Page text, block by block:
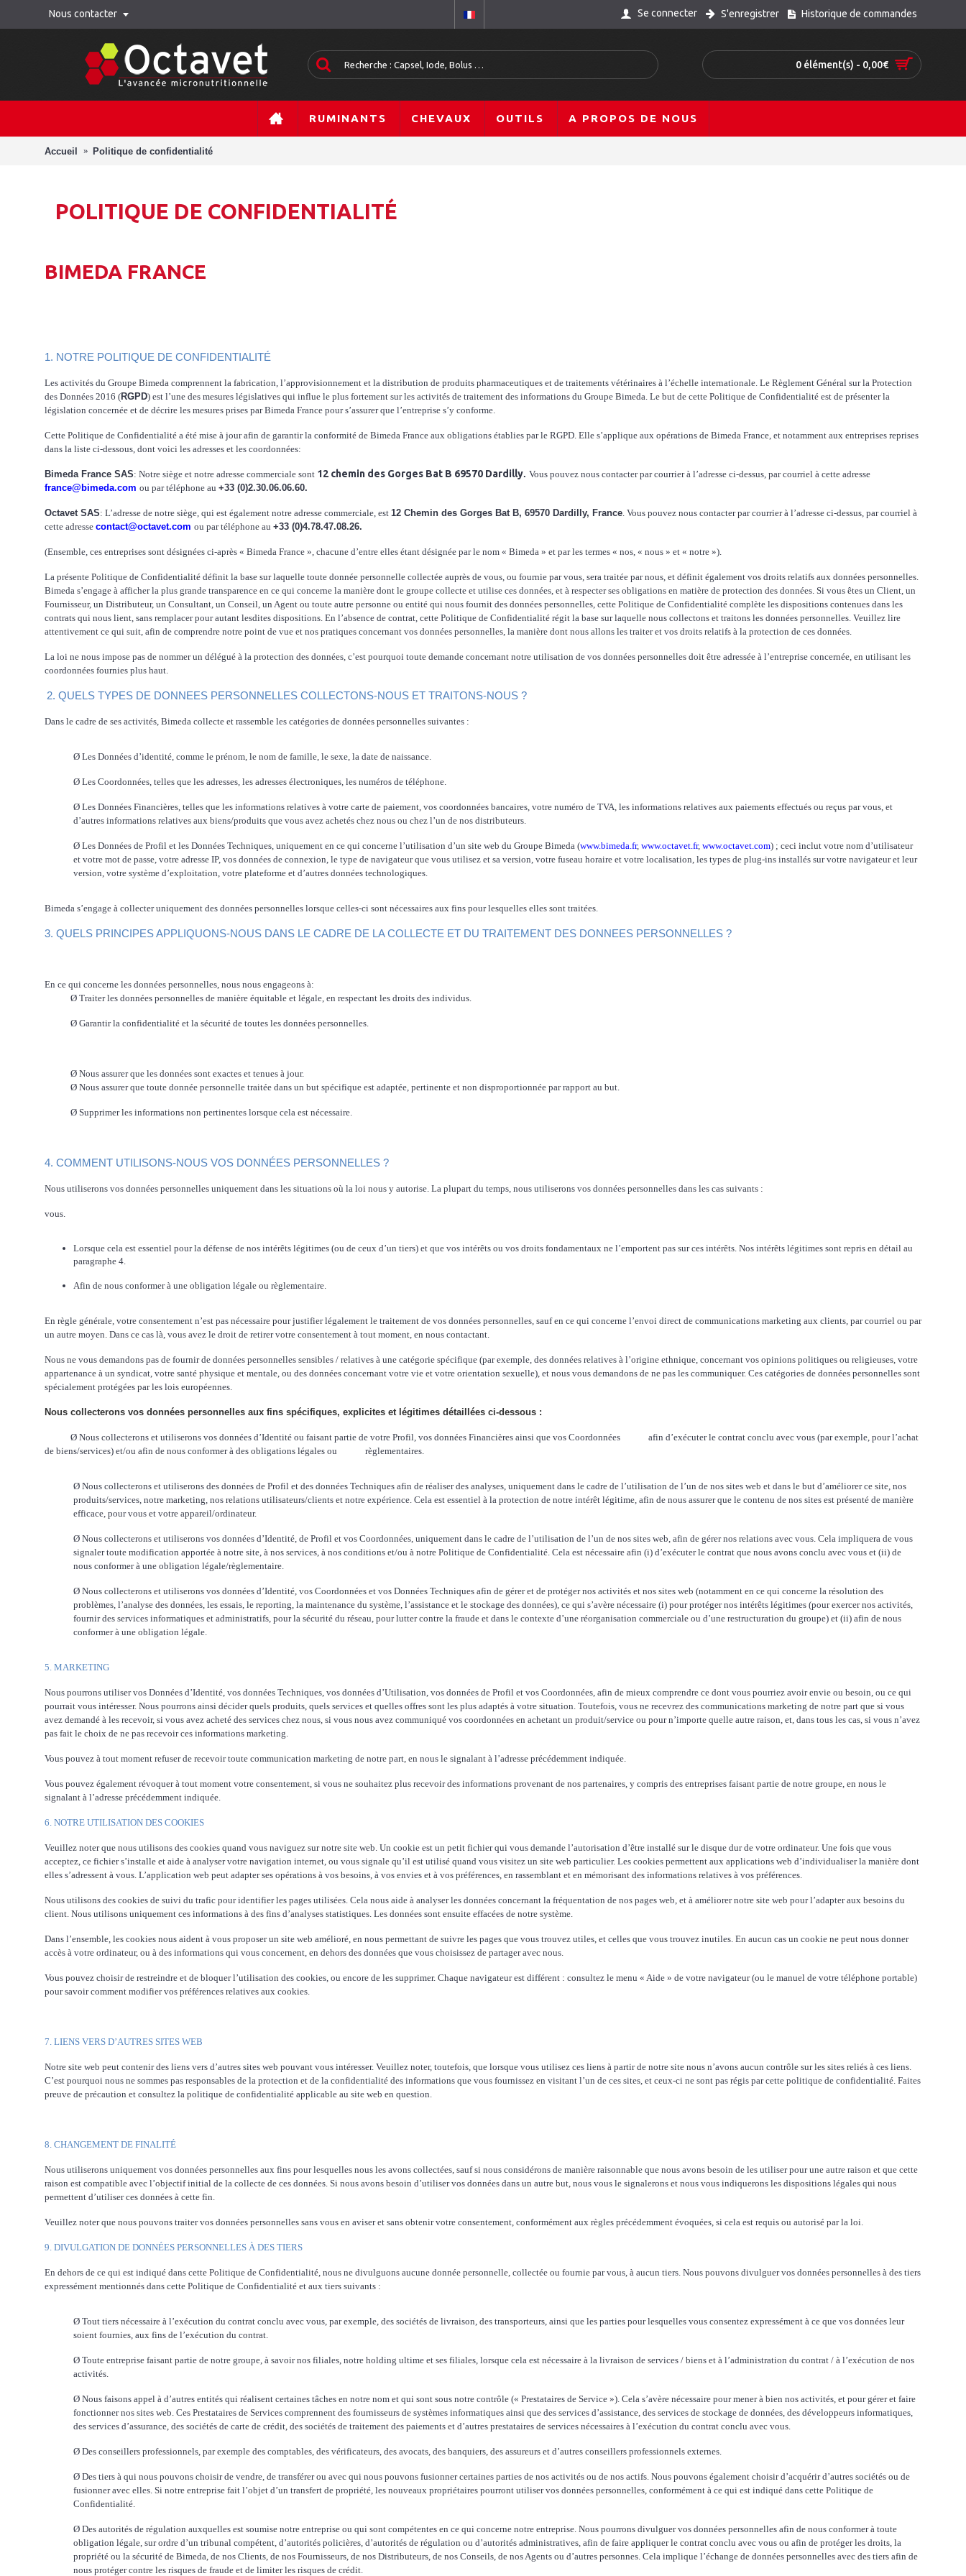
Nous contacter Se connecter S'enregistrer Historique de commandes
0 élément(s) - 0,00€
RUMINANTS CHEVAUX OUTILS A PROPOS DE NOUS
Accueil Politique de confidentialité
POLITIQUE DE CONFIDENTIALITÉ
BIMEDA FRANCE
1. NOTRE POLITIQUE DE CONFIDENTIALITÉ
Les activités du Groupe Bimeda comprennent la fabrication, l’approvisionnement et la distribution de produits pharmaceutiques et de traitements vétérinaires à l’échelle internationale. Le Règlement Général sur la Protection
des Données 2016 (RGPD) est l’une des mesures législatives qui influe le plus fortement sur les activités de traitement des informations du Groupe Bimeda. Le but de cette Politique de Confidentialité est de présenter la
législation concernée et de décrire les mesures prises par Bimeda France pour s’assurer que l’entreprise s’y conforme.
Cette Politique de Confidentialité a été mise à jour afin de garantir la conformité de Bimeda France aux obligations établies par le RGPD. Elle s’applique aux opérations de Bimeda France, et notamment aux entreprises reprises
dans la liste ci-dessous, dont voici les adresses et les coordonnées:
Bimeda France SAS: Notre siège et notre adresse commerciale sont 12 chemin des Gorges Bat B 69570 Dardilly. Vous pouvez nous contacter par courrier à l’adresse ci-dessus, par courriel à cette adresse
france@bimeda.com ou par téléphone au +33 (0)2.30.06.06.60.
Octavet SAS: L’adresse de notre siège, qui est également notre adresse commerciale, est 12 Chemin des Gorges Bat B, 69570 Dardilly, France. Vous pouvez nous contacter par courrier à l’adresse ci-dessus, par courriel à
cette adresse contact@octavet.com ou par téléphone au +33 (0)4.78.47.08.26.
(Ensemble, ces entreprises sont désignées ci-après « Bimeda France », chacune d’entre elles étant désignée par le nom « Bimeda » et par les termes « nos, « nous » et « notre »).
La présente Politique de Confidentialité définit la base sur laquelle toute donnée personnelle collectée auprès de vous, ou fournie par vous, sera traitée par nous, et définit également vos droits relatifs aux données personnelles.
Bimeda s’engage à afficher la plus grande transparence en ce qui concerne la manière dont le groupe collecte et utilise ces données, et à respecter ses obligations en matière de protection des données. Si vous êtes un Client, un
Fournisseur, un Distributeur, un Consultant, un Conseil, un Agent ou toute autre personne ou entité qui nous fournit des données personnelles, cette Politique de Confidentialité complète les dispositions contenues dans les
contrats qui nous lient, sans remplacer pour autant lesdites dispositions. En l’absence de contrat, cette Politique de Confidentialité régit la base sur laquelle nous collectons et traitons les données personnelles. Veuillez lire
attentivement ce qui suit, afin de comprendre notre point de vue et nos pratiques concernant vos données personnelles, la manière dont nous allons les traiter et vos droits relatifs à la protection de ces données.
La loi ne nous impose pas de nommer un délégué à la protection des données, c’est pourquoi toute demande concernant notre utilisation de vos données personnelles doit être adressée à l’entreprise concernée, en utilisant les
coordonnées fournies plus haut.
2. QUELS TYPES DE DONNEES PERSONNELLES COLLECTONS-NOUS ET TRAITONS-NOUS ?
Dans le cadre de ses activités, Bimeda collecte et rassemble les catégories de données personnelles suivantes :
Ø Les Données d’identité, comme le prénom, le nom de famille, le sexe, la date de naissance.
Ø Les Coordonnées, telles que les adresses, les adresses électroniques, les numéros de téléphone.
Ø Les Données Financières, telles que les informations relatives à votre carte de paiement, vos coordonnées bancaires, votre numéro de TVA, les informations relatives aux paiements effectués ou reçus par vous, et
d’autres informations relatives aux biens/produits que vous avez achetés chez nous ou chez l’un de nos distributeurs.
Ø Les Données de Profil et les Données Techniques, uniquement en ce qui concerne l’utilisation d’un site web du Groupe Bimeda (www.bimeda.fr, www.octavet.fr, www.octavet.com) ; ceci inclut votre nom d’utilisateur
et votre mot de passe, votre adresse IP, vos données de connexion, le type de navigateur que vous utilisez et sa version, votre fuseau horaire et votre localisation, les types de plug-ins installés sur votre navigateur et leur
version, votre système d’exploitation, votre plateforme et d’autres données technologiques.
Bimeda s’engage à collecter uniquement des données personnelles lorsque celles-ci sont nécessaires aux fins pour lesquelles elles sont traitées.
3. QUELS PRINCIPES APPLIQUONS-NOUS DANS LE CADRE DE LA COLLECTE ET DU TRAITEMENT DES DONNEES PERSONNELLES ?
En ce qui concerne les données personnelles, nous nous engageons à:
Ø Traiter les données personnelles de manière équitable et légale, en respectant les droits des individus.
Ø Garantir la confidentialité et la sécurité de toutes les données personnelles.
Ø Nous assurer que les données sont exactes et tenues à jour.
Ø Nous assurer que toute donnée personnelle traitée dans un but spécifique est adaptée, pertinente et non disproportionnée par rapport au but.
Ø Supprimer les informations non pertinentes lorsque cela est nécessaire.
4. COMMENT UTILISONS-NOUS VOS DONNÉES PERSONNELLES ?
Nous utiliserons vos données personnelles uniquement dans les situations où la loi nous y autorise. La plupart du temps, nous utiliserons vos données personnelles dans les cas suivants :
vous.
Lorsque cela est essentiel pour la défense de nos intérêts légitimes (ou de ceux d’un tiers) et que vos intérêts ou vos droits fondamentaux ne l’emportent pas sur ces intérêts. Nos intérêts légitimes sont repris en détail au
paragraphe 4.
Afin de nous conformer à une obligation légale ou règlementaire.
En règle générale, votre consentement n’est pas nécessaire pour justifier légalement le traitement de vos données personnelles, sauf en ce qui concerne l’envoi direct de communications marketing aux clients, par courriel ou par
un autre moyen. Dans ce cas là, vous avez le droit de retirer votre consentement à tout moment, en nous contactant.
Nous ne vous demandons pas de fournir de données personnelles sensibles / relatives à une catégorie spécifique (par exemple, des données relatives à l’origine ethnique, concernant vos opinions politiques ou religieuses, votre
appartenance à un syndicat, votre santé physique et mentale, ou des données concernant votre vie et votre orientation sexuelle), et nous vous demandons de ne pas les communiquer. Ces catégories de données personnelles sont
spécialement protégées par les lois européennes.
Nous collecterons vos données personnelles aux fins spécifiques, explicites et légitimes détaillées ci-dessous :
Ø Nous collecterons et utiliserons vos données d’Identité ou faisant partie de votre Profil, vos données Financières ainsi que vos Coordonnées
afin d’exécuter le contrat conclu avec vous (par exemple, pour l’achat
de biens/services) et/ou afin de nous conformer à des obligations légales ou règlementaires.
Ø Nous collecterons et utiliserons des données de Profil et des données Techniques afin de réaliser des analyses, uniquement dans le cadre de l’utilisation de l’un de nos sites web et dans le but d’améliorer ce site, nos
produits/services, notre marketing, nos relations utilisateurs/clients et notre expérience. Cela est essentiel à la protection de notre intérêt légitime, afin de nous assurer que le contenu de nos sites est présenté de manière
efficace, pour vous et votre appareil/ordinateur.
Ø Nous collecterons et utiliserons vos données d’Identité, de Profil et vos Coordonnées, uniquement dans le cadre de l’utilisation de l’un de nos sites web, afin de gérer nos relations avec vous. Cela impliquera de vous
signaler toute modification apportée à notre site, à nos services, à nos conditions et/ou à notre Politique de Confidentialité. Cela est nécessaire afin (i) d’exécuter le contrat que nous avons conclu avec vous et (ii) de
nous conformer à une obligation légale/règlementaire.
Ø Nous collecterons et utiliserons vos données d’Identité, vos Coordonnées et vos Données Techniques afin de gérer et de protéger nos activités et nos sites web (notamment en ce qui concerne la résolution des
problèmes, l’analyse des données, les essais, le reporting, la maintenance du système, l’assistance et le stockage des données), ce qui s’avère nécessaire (i) pour protéger nos intérêts légitimes (pour exercer nos activités,
fournir des services informatiques et administratifs, pour la sécurité du réseau, pour lutter contre la fraude et dans le contexte d’une réorganisation commerciale ou d’une restructuration du groupe) et (ii) afin de nous
conformer à une obligation légale.
5. MARKETING
Nous pourrons utiliser vos Données d’Identité, vos données Techniques, vos données d’Utilisation, vos données de Profil et vos Coordonnées, afin de mieux comprendre ce dont vous pourriez avoir envie ou besoin, ou ce qui
pourrait vous intéresser. Nous pourrons ainsi décider quels produits, quels services et quelles offres sont les plus adaptés à votre situation. Toutefois, vous ne recevrez des communications marketing de notre part que si vous
avez demandé à les recevoir, si vous avez acheté des services chez nous, si vous nous avez communiqué vos coordonnées en achetant un produit/service ou pour n’importe quelle autre raison, et, dans tous les cas, si vous n’avez
pas fait le choix de ne pas recevoir ces informations marketing.
Vous pouvez à tout moment refuser de recevoir toute communication marketing de notre part, en nous le signalant à l’adresse précédemment indiquée.
Vous pouvez également révoquer à tout moment votre consentement, si vous ne souhaitez plus recevoir des informations provenant de nos partenaires, y compris des entreprises faisant partie de notre groupe, en nous le
signalant à l’adresse précédemment indiquée.
6. NOTRE UTILISATION DES COOKIES
Veuillez noter que nous utilisons des cookies quand vous naviguez sur notre site web. Un cookie est un petit fichier qui vous demande l’autorisation d’être installé sur le disque dur de votre ordinateur. Une fois que vous
acceptez, ce fichier s’installe et aide à analyser votre navigation internet, ou vous signale qu’il est utilisé quand vous visitez un site web particulier. Les cookies permettent aux applications web d’individualiser la manière dont
elles s’adressent à vous. L’application web peut adapter ses opérations à vos besoins, à vos envies et à vos préférences, en rassemblant et en mémorisant des informations relatives à vos préférences.
Nous utilisons des cookies de suivi du trafic pour identifier les pages utilisées. Cela nous aide à analyser les données concernant la fréquentation de nos pages web, et à améliorer notre site web pour l’adapter aux besoins du
client. Nous utilisons uniquement ces informations à des fins d’analyses statistiques. Les données sont ensuite effacées de notre système.
Dans l’ensemble, les cookies nous aident à vous proposer un site web amélioré, en nous permettant de suivre les pages que vous trouvez utiles, et celles que vous trouvez inutiles. En aucun cas un cookie ne peut nous donner
accès à votre ordinateur, ou à des informations qui vous concernent, en dehors des données que vous choisissez de partager avec nous.
Vous pouvez choisir de restreindre et de bloquer l’utilisation des cookies, ou encore de les supprimer. Chaque navigateur est différent : consultez le menu « Aide » de votre navigateur (ou le manuel de votre téléphone portable)
pour savoir comment modifier vos préférences relatives aux cookies.
7. LIENS VERS D’AUTRES SITES WEB
Notre site web peut contenir des liens vers d’autres sites web pouvant vous intéresser. Veuillez noter, toutefois, que lorsque vous utilisez ces liens à partir de notre site nous n’avons aucun contrôle sur les sites reliés à ces liens.
C’est pourquoi nous ne sommes pas responsables de la protection et de la confidentialité des informations que vous fournissez en visitant l’un de ces sites, et ceux-ci ne sont pas régis par cette politique de confidentialité. Faites
preuve de précaution et consultez la politique de confidentialité applicable au site web en question.
8. CHANGEMENT DE FINALITÉ
Nous utiliserons uniquement vos données personnelles aux fins pour lesquelles nous les avons collectées, sauf si nous considérons de manière raisonnable que nous avons besoin de les utiliser pour une autre raison et que cette
raison est compatible avec l’objectif initial de la collecte de ces données. Si nous avons besoin d’utiliser vos données dans un autre but, nous vous le signalerons et nous vous indiquerons les dispositions légales qui nous
permettent d’utiliser ces données à cette fin.
Veuillez noter que nous pouvons traiter vos données personnelles sans vous en aviser et sans obtenir votre consentement, conformément aux règles précédemment évoquées, si cela est requis ou autorisé par la loi.
9. DIVULGATION DE DONNÉES PERSONNELLES À DES TIERS
En dehors de ce qui est indiqué dans cette Politique de Confidentialité, nous ne divulguons aucune donnée personnelle, collectée ou fournie par vous, à aucun tiers. Nous pouvons divulguer vos données personnelles à des tiers
expressément mentionnés dans cette Politique de Confidentialité et aux tiers suivants :
Ø Tout tiers nécessaire à l’exécution du contrat conclu avec vous, par exemple, des sociétés de livraison, des transporteurs, ainsi que les parties pour lesquelles vous consentez expressément à ce que vos données leur
soient fournies, aux fins de l’exécution du contrat.
Ø Toute entreprise faisant partie de notre groupe, à savoir nos filiales, notre holding ultime et ses filiales, lorsque cela est nécessaire à la livraison de services / biens et à l’administration du contrat / à l’exécution de nos
activités.
Ø Nous faisons appel à d’autres entités qui réalisent certaines tâches en notre nom et qui sont sous notre contrôle (« Prestataires de Service »). Cela s’avère nécessaire pour mener à bien nos activités, et pour gérer et faire
fonctionner nos sites web. Ces Prestataires de Services comprennent des fournisseurs de systèmes informatiques ainsi que des services d’assistance, des services de stockage de données, des développeurs informatiques,
des services d’assurance, des sociétés de carte de crédit, des sociétés de traitement des paiements et d’autres prestataires de services nécessaires à l’exécution du contrat conclu avec vous.
Ø Des conseillers professionnels, par exemple des comptables, des vérificateurs, des avocats, des banquiers, des assureurs et d’autres conseillers professionnels externes.
Ø Des tiers à qui nous pouvons choisir de vendre, de transférer ou avec qui nous pouvons fusionner certaines parties de nos activités ou de nos actifs. Nous pouvons également choisir d’acquérir d’autres sociétés ou de
fusionner avec elles. Si notre entreprise fait l’objet d’un transfert de propriété, les nouveaux propriétaires pourront utiliser vos données personnelles, conformément à ce qui est indiqué dans cette Politique de
Confidentialité.
Ø Des autorités de régulation auxquelles est soumise notre entreprise ou qui sont compétentes en ce qui concerne notre entreprise. Nous pourrons divulguer vos données personnelles afin de nous conformer à toute
obligation légale, sur ordre d’un tribunal compétent, d’autorités policières, d’autorités de régulation ou d’autorités administratives, afin de faire appliquer le contrat conclu avec vous ou afin de protéger les droits, la
propriété ou la sécurité de Bimeda, de nos Clients, de nos Fournisseurs, de nos Distributeurs, de nos Conseils, de nos Agents ou d’autres personnes. Cela implique l’échange de données personnelles avec des tiers afin de
nous protéger contre les risques de fraude et de limiter les risques de crédit.